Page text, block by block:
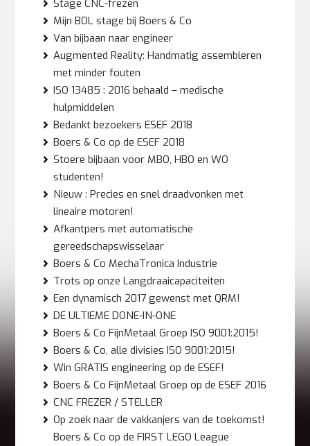
Stage CNC-frezen
Mijn BOL stage bij Boers & Co
Van bijbaan naar engineer
Augmented Reality: Handmatig assembleren
met minder fouten
ISO 13485 : 2016 behaald – medische
hulpmiddelen
Bedankt bezoekers ESEF 2018
Boers & Co op de ESEF 2018
Stoere bijbaan voor MBO, HBO en WO
studenten!
Nieuw : Precies en snel draadvonken met
lineaire motoren!
Afkantpers met automatische
gereedschapswisselaar
Boers & Co MechaTronica Industrie
Trots op onze Langdraaicapaciteiten
Een dynamisch 2017 gewenst met QRM!
DE ULTIEME DONE-IN-ONE
Boers & Co FijnMetaal Groep ISO 9001:2015!
Boers & Co, alle divisies ISO 9001:2015!
Win GRATIS engineering op de ESEF!
Boers & Co FijnMetaal Groep op de ESEF 2016
CNC FREZER / STELLER
Op zoek naar de vakkanjers van de toekomst!
Boers & Co op de FIRST LEGO League